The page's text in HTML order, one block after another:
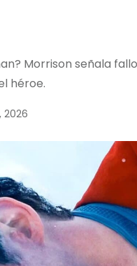
Morrison señala
héroe.
2026